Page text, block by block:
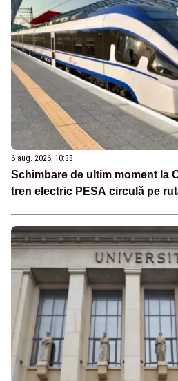
6 aug. 2026, 10:38
Schimbare de ultim moment la
tren electric PESA circulă pe